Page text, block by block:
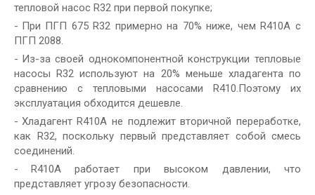
тепловой насос R32 при первой покупке;
- При ПГП 675 R32 примерно на 70% ниже, чем R410A с
ПГП 2088.
- Из-за своей однокомпонентной конструкции тепловые
насосы R32 используют на 20% меньше хладагента по
сравнению с тепловыми насосами R410.Поэтому их
эксплуатация обходится дешевле.
- Хладагент R410A не подлежит вторичной переработке,
как R32, поскольку первый представляет собой смесь
соединений.
-
R410A работает при высоком давлении, что
представляет угрозу безопасности.